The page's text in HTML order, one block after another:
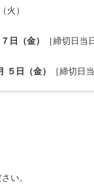
火）
日（金） ［締切日
５日（金） ［締切日
い。